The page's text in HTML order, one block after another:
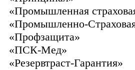
«Промышленная
«Промышленно-
«Профзащита»
«ПСК-Мед»
«Резервтраст-Гарантия»